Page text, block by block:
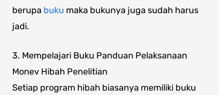
berupa buku maka bukunya juga sudah harus
jadi.
3. Mempelajari Buku Panduan Pelaksanaan
Monev Hibah Penelitian
Setiap program hibah biasanya memiliki buku